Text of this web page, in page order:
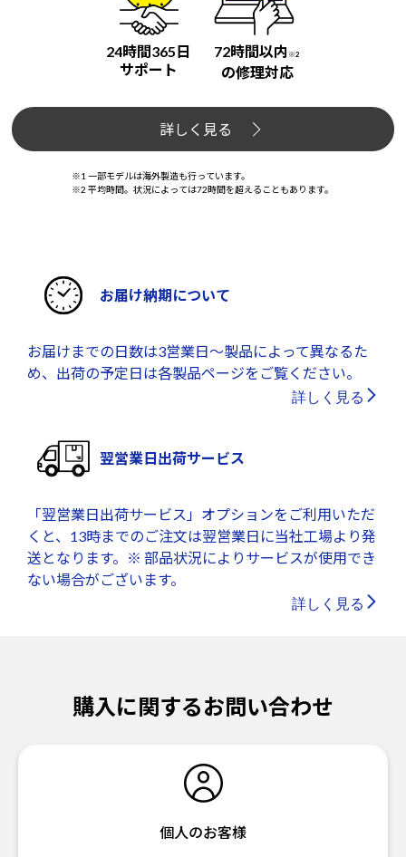
24時間365日
サポート
72時間以内 ※2
の修理対応
詳しく見る
※1 一部モデルは海外製造も行っています。
※2 平均時間。状況によっては72時間を超えることもあります。
お届け納期について
お届けまでの日数は3営業日～製品によって異なるた
め、出荷の予定日は各製品ページをご覧ください。
詳しく見る
翌営業日出荷サービス
「翌営業日出荷サービス」オプションをご利用いただ
くと、13時までのご注文は翌営業日に当社工場より発
送となります。※ 部品状況によりサービスが使用でき
ない場合がございます。
詳しく見る
購入に関するお問い合わせ
個人のお客様